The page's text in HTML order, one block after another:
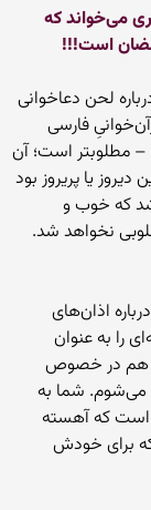
می‌خواند که
است!!!
لحن دعاخوانی
فارسى
مطلوبتر است؛ آن
یا پریروز بود
شد که خوب و
نخواهد شد.
اذان‌های
را به عنوان
هم در خصوص
مى‌شوم. شما به
است که آهسته
براى خودش